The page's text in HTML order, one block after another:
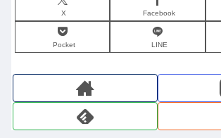
X Facebook
Pocket LINE